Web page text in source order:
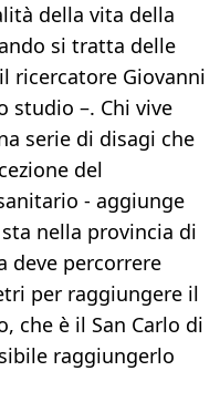
della vita della
si tratta delle
ricercatore Giovanni
studio –. Chi vive
serie di disagi che
del
- aggiunge
nella provincia di
deve percorrere
per raggiungere il
che è il San Carlo di
raggiungerlo